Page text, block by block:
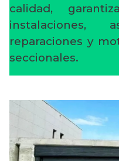
calidad,
instalaciones,
reparaciones y
seccionales.